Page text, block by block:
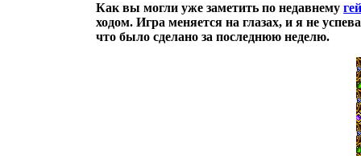
Как вы могли уже заметить по недавнему
ходом. Игра меняется на глазах, и я не
что было сделано за последнюю неделю.